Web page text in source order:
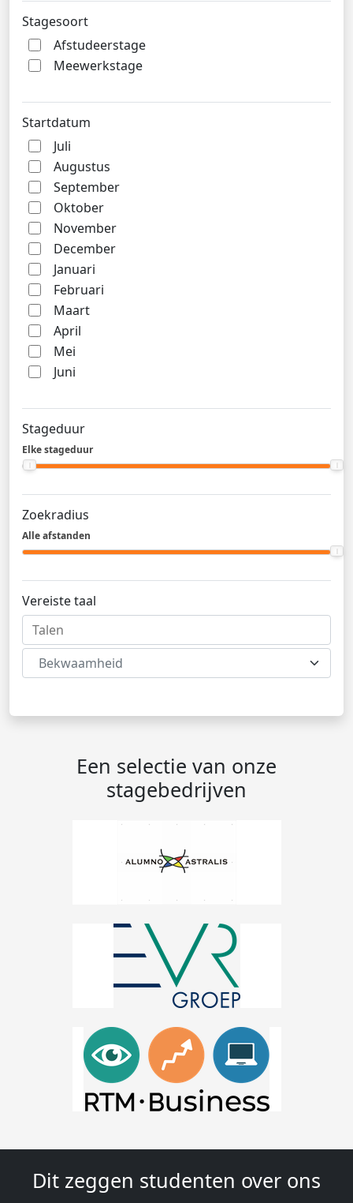
Stagesoort
Afstudeerstage
Meewerkstage
Startdatum
Juli
Augustus
September
Oktober
November
December
Januari
Februari
Maart
April
Mei
Juni
Stageduur
Elke stageduur
Zoekradius
Alle afstanden
Vereiste taal
Bekwaamheid
Een selectie van onze
stagebedrijven
Dit zeggen studenten over ons